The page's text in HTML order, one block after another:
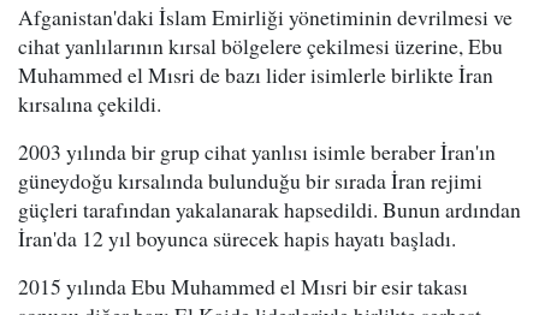
Afganistan'daki İslam Emirliği yönetiminin devrilmesi ve
cihat yanlılarının kırsal bölgelere çekilmesi üzerine, Ebu
Muhammed el Mısri de bazı lider isimlerle birlikte İran
kırsalına çekildi.
2003 yılında bir grup cihat yanlısı isimle beraber İran'ın
güneydoğu kırsalında bulunduğu bir sırada İran rejimi
güçleri tarafından yakalanarak hapsedildi. Bunun ardından
İran'da 12 yıl boyunca sürecek hapis hayatı başladı.
2015 yılında Ebu Muhammed el Mısri bir esir takası